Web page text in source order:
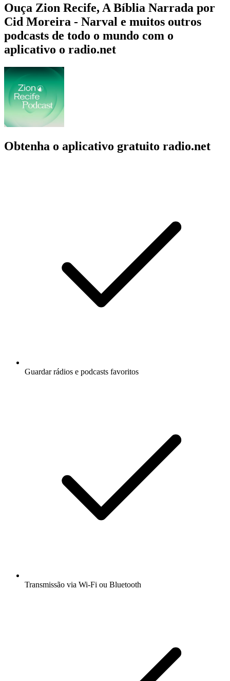
Ouça Zion Recife, A Bíblia Narrada por
Cid Moreira - Narval e muitos outros
podcasts de todo o mundo com o
aplicativo o radio.net
Obtenha o aplicativo gratuito radio.net
Guardar rádios e podcasts favoritos
Transmissão via Wi-Fi ou Bluetooth